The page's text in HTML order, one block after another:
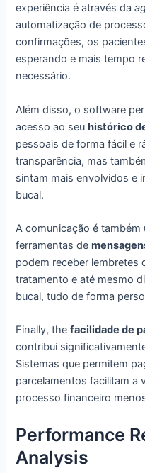
experiência é através da
automatização de
confirmações, os
esperando e mais tempo
necessário.
Além disso, o software
acesso ao seuhistórico
pessoais de forma fácil e
transparência, mas
sintam mais envolvidos e
bucal.
A comunicação é
ferramentas de
podem receber
tratamento e até mesmo
bucal, tudo de forma
Finally, thefacilidade de
contribui
Sistemas que permitem
parcelamentos facilitam a
processo financeiro
Performance
Analysis